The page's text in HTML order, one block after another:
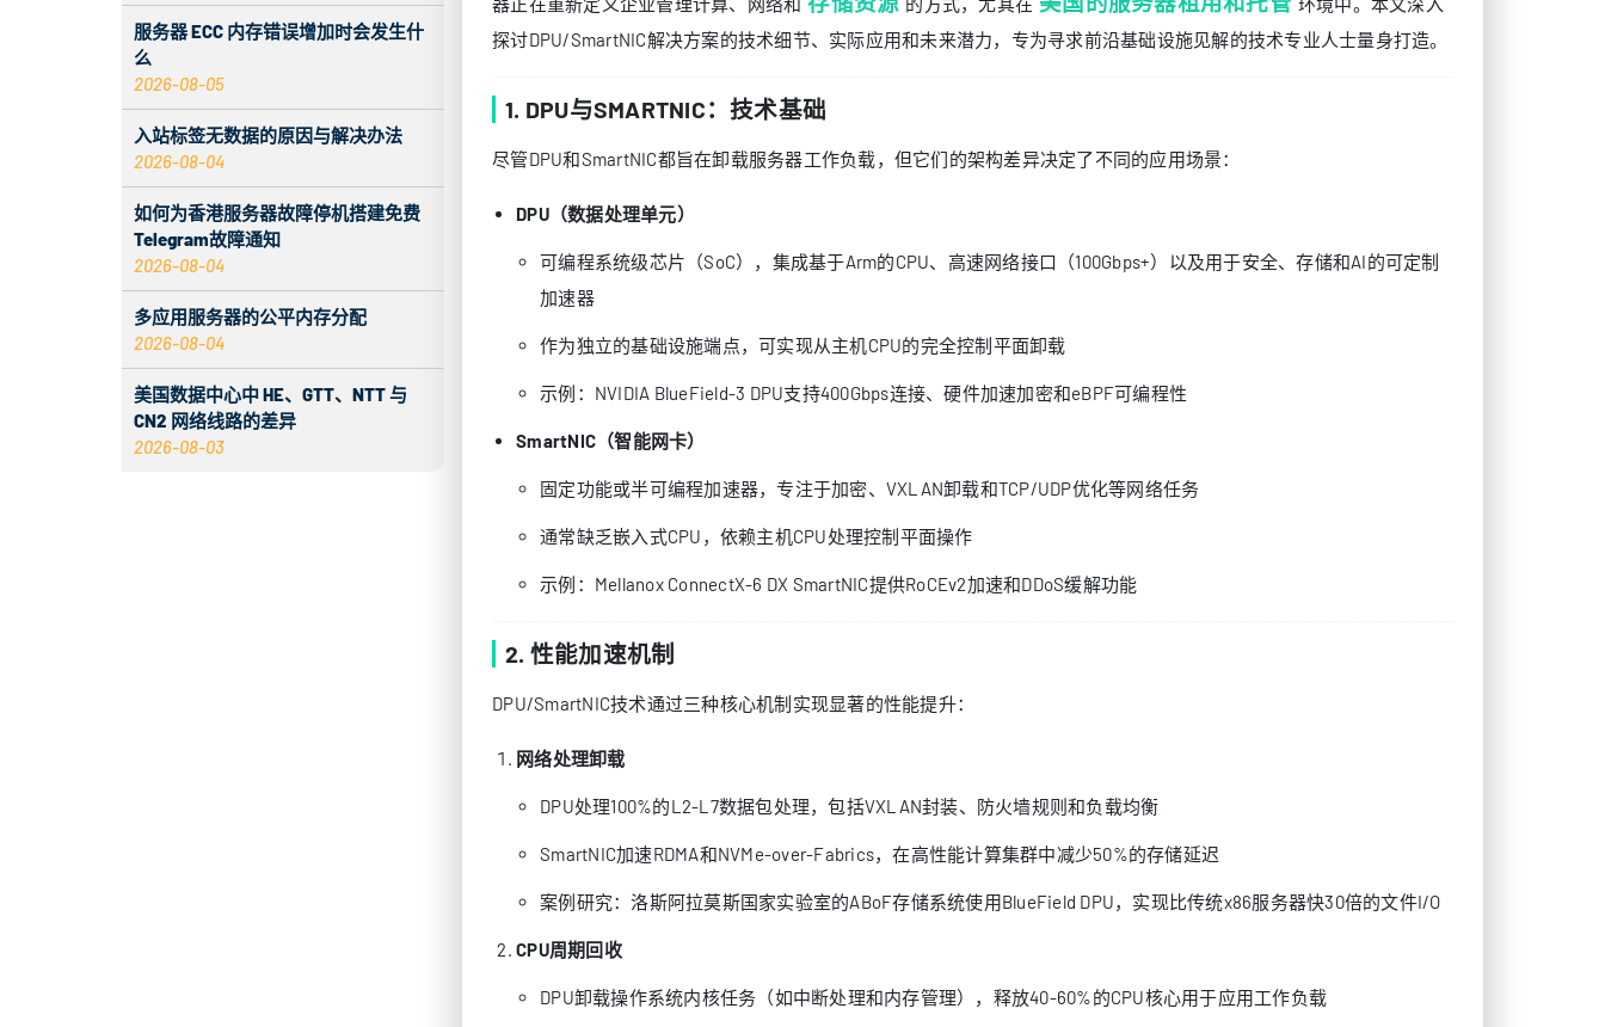
服务器 ECC 内存错误增加时会发生什
么
2026-08-05
入站标签无数据的原因与解决办法
2026-08-04
如何为香港服务器故障停机搭建免费
Telegram故障通知
2026-08-04
多应用服务器的公平内存分配
2026-08-04
美国数据中心中 HE、GTT、NTT 与
CN2 网络线路的差异
2026-08-03
探讨DPU/SmartNIC解决方案的技术细节、实际应用和未来潜力，专为寻求前沿基础设施见解的技术专业人士量身打造。
1. DPU与SMARTNIC：技术基础
尽管DPU和SmartNIC都旨在卸载服务器工作负载，但它们的架构差异决定了不同的应用场景：
DPU（数据处理单元）
可编程系统级芯片（SoC），集成基于Arm的CPU、高速网络接口（100Gbps+）以及用于安全、存储和AI的可定制
加速器
作为独立的基础设施端点，可实现从主机CPU的完全控制平面卸载
示例：NVIDIA BlueField-3 DPU支持400Gbps连接、硬件加速加密和eBPF可编程性
SmartNIC（智能网卡）
固定功能或半可编程加速器，专注于加密、VXLAN卸载和TCP/UDP优化等网络任务
通常缺乏嵌入式CPU，依赖主机CPU处理控制平面操作
示例：Mellanox ConnectX-6 DX SmartNIC提供RoCEv2加速和DDoS缓解功能
2. 性能加速机制
DPU/SmartNIC技术通过三种核心机制实现显著的性能提升：
网络处理卸载
DPU处理100%的L2-L7数据包处理，包括VXLAN封装、防火墙规则和负载均衡
SmartNIC加速RDMA和NVMe-over-Fabrics，在高性能计算集群中减少50%的存储延迟
案例研究：洛斯阿拉莫斯国家实验室的ABoF存储系统使用BlueField DPU，实现比传统x86服务器快30倍的文件I/O
CPU周期回收
DPU卸载操作系统内核任务（如中断处理和内存管理），释放40-60%的CPU核心用于应用工作负载